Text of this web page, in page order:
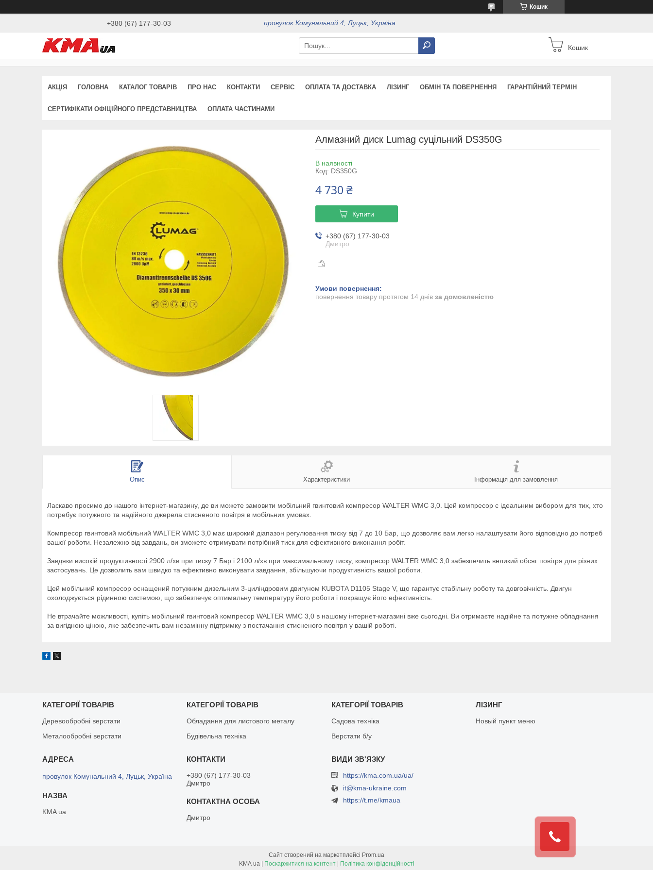
Кошик
+380 (67) 177-30-03 провулок Комунальний 4, Луцьк, Україна
Кошик
АКЦІЯ ГОЛОВНА КАТАЛОГ ТОВАРІВ ПРО НАС КОНТАКТИ СЕРВІС ОПЛАТА ТА ДОСТАВКА ЛІЗИНГ ОБМІН ТА ПОВЕРНЕННЯ ГАРАНТІЙНИЙ ТЕРМІН
СЕРТИФІКАТИ ОФІЦІЙНОГО ПРЕДСТАВНИЦТВА ОПЛАТА ЧАСТИНАМИ
Алмазний диск Lumag суцільний DS350G
В наявності
Код: DS350G
4 730 ₴
Купити
+380 (67) 177-30-03
Дмитро
повернення товару протягом 14 днів за домовленістю
Опис Характеристики Інформація для замовлення
Ласкаво просимо до нашого інтернет-магазину, де ви можете замовити мобільний гвинтовий компресор WALTER WMC 3,0. Цей компресор є ідеальним вибором для тих, хто
потребує потужного та надійного джерела стисненого повітря в мобільних умовах.
Компресор гвинтовий мобільний WALTER WMC 3,0 має широкий діапазон регулювання тиску від 7 до 10 Бар, що дозволяє вам легко налаштувати його відповідно до потреб
вашої роботи. Незалежно від завдань, ви зможете отримувати потрібний тиск для ефективного виконання робіт.
Завдяки високій продуктивності 2900 л/хв при тиску 7 Бар і 2100 л/хв при максимальному тиску, компресор WALTER WMC 3,0 забезпечить великий обсяг повітря для різних
застосувань. Це дозволить вам швидко та ефективно виконувати завдання, збільшуючи продуктивність вашої роботи.
Цей мобільний компресор оснащений потужним дизельним 3-циліндровим двигуном KUBOTA D1105 Stage V, що гарантує стабільну роботу та довговічність. Двигун
охолоджується рідинною системою, що забезпечує оптимальну температуру його роботи і покращує його ефективність.
Не втрачайте можливості, купіть мобільний гвинтовий компресор WALTER WMC 3,0 в нашому інтернет-магазині вже сьогодні. Ви отримаєте надійне та потужне обладнання
за вигідною ціною, яке забезпечить вам незамінну підтримку з постачання стисненого повітря у вашій роботі.
КАТЕГОРІЇ ТОВАРІВ
Деревообробні верстати
Металообробні верстати
КАТЕГОРІЇ ТОВАРІВ
Обладання для листового металу
Будівельна техніка
КАТЕГОРІЇ ТОВАРІВ
Садова техніка
Верстати б/у
ЛІЗИНГ
Новый пункт меню
провулок Комунальний 4, Луцьк, Україна
KMA ua
+380 (67) 177-30-03
Дмитро
Дмитро
https://kma.com.ua/ua/
it@kma-ukraine.com
https://t.me/kmaua
Сайт створений на маркетплейсі Prom.ua
Поскаржитися на контент Політика конфіденційності